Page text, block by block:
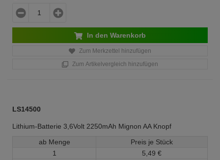
In den Warenkorb
Zum Merkzettel hinzufügen
Zum Artikelvergleich hinzufügen
LS14500
Lithium-Batterie 3,6Volt 2250mAh Mignon AA Knopf
ab Menge
Preis je Stück
1
5, 49 €